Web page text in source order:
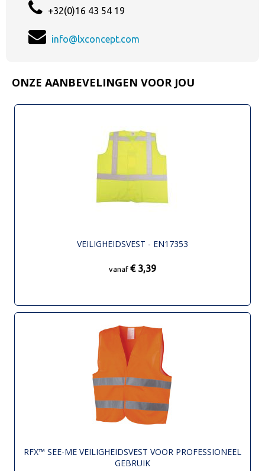
+32(0)16 43 54 19
info@lxconcept.com
ONZE AANBEVELINGEN VOOR JOU
VEILIGHEIDSVEST - EN17353
vanaf € 3,39
RFX™ SEE-ME VEILIGHEIDSVEST VOOR PROFESSIONEEL
GEBRUIK